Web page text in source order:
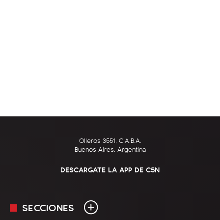
Olleros 3551, C.A.B.A.
Buenos Aires, Argentina
DESCARGATE LA APP DE C5N
SECCIONES